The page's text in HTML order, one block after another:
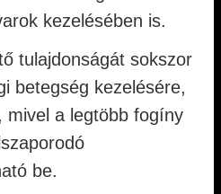
kezelésében is.
tulajdonságát sokszor
betegség kezelésére,
mivel a legtöbb fogíny
be.